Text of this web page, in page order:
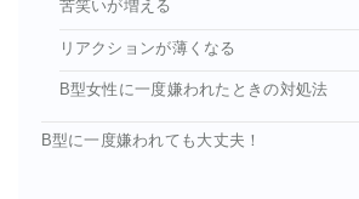
苦笑いが増える
リアクションが薄くなる
B型女性に一度嫌われたときの対処法
B型に一度嫌われても大丈夫！